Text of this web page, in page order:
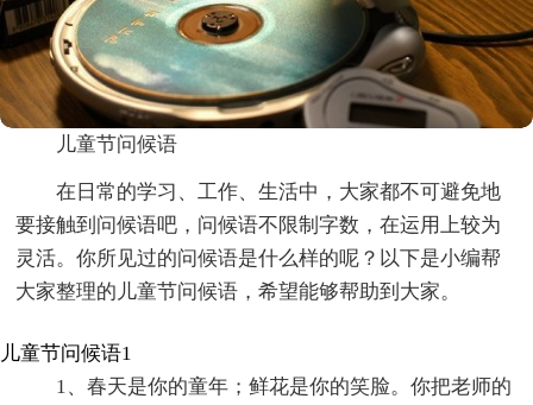
儿童节问候语
在日常的学习、工作、生活中，大家都不可避免地
要接触到问候语吧，问候语不限制字数，在运用上较为
灵活。你所见过的问候语是什么样的呢？以下是小编帮
大家整理的儿童节问候语，希望能够帮助到大家。
儿童节问候语1
1、春天是你的童年；鲜花是你的笑脸。你把老师的